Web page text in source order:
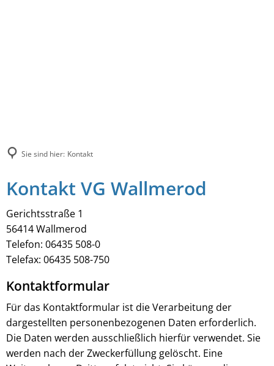
Sie sind hier: Kontakt
Kontakt VG Wallmerod
Gerichtsstraße 1
56414 Wallmerod
Telefon: 06435 508-0
Telefax: 06435 508-750
Kontaktformular
Für das Kontaktformular ist die Verarbeitung der
dargestellten personenbezogenen Daten erforderlich.
Die Daten werden ausschließlich hierfür verwendet. Sie
werden nach der Zweckerfüllung gelöscht. Eine